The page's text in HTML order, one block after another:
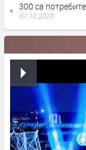
300 са
01.10.2023